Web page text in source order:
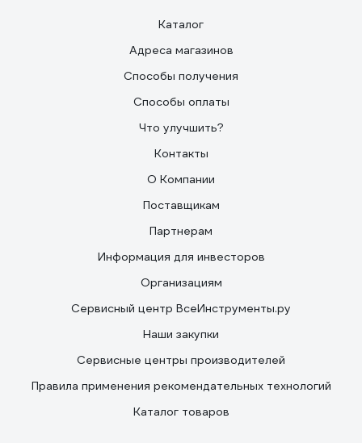
Каталог
Адреса магазинов
Способы получения
Способы оплаты
Что улучшить?
Контакты
О Компании
Поставщикам
Партнерам
Информация для инвесторов
Организациям
Сервисный центр ВсеИнструменты.ру
Наши закупки
Сервисные центры производителей
Правила применения рекомендательных технологий
Каталог товаров